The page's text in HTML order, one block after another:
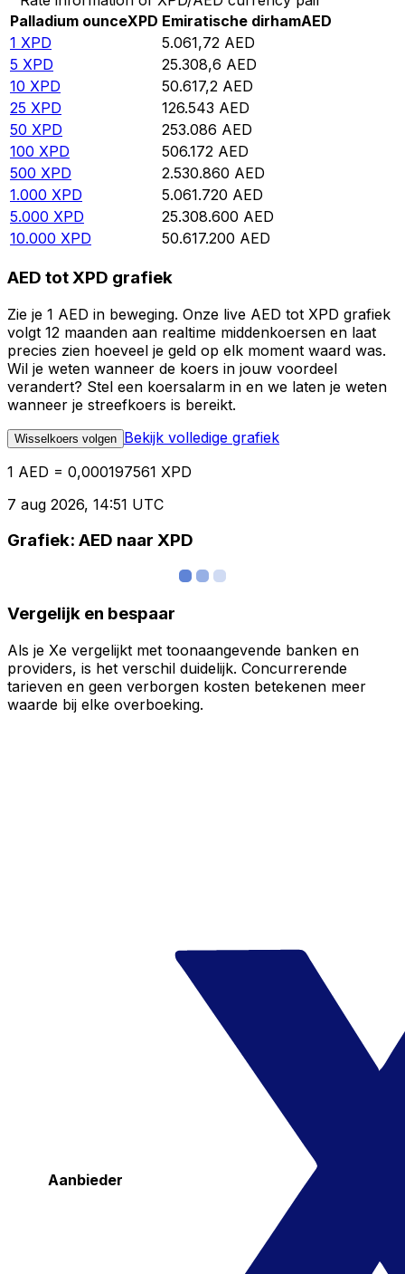
Palladium ounceXPD Emiratische dirhamAED
1 XPD 5.061,72 AED
5 XPD 25.308,6 AED
10 XPD 50.617,2 AED
25 XPD 126.543 AED
50 XPD 253.086 AED
100 XPD 506.172 AED
500 XPD 2.530.860 AED
1.000 XPD 5.061.720 AED
5.000 XPD 25.308.600 AED
10.000 XPD 50.617.200 AED
AED tot XPD grafiek
Zie je 1 AED in beweging. Onze live AED tot XPD grafiek
volgt 12 maanden aan realtime middenkoersen en laat
precies zien hoeveel je geld op elk moment waard was.
Wil je weten wanneer de koers in jouw voordeel
verandert? Stel een koersalarm in en we laten je weten
wanneer je streefkoers is bereikt.
Wisselkoers volgen Bekijk volledige grafiek
1 AED = 0,000197561 XPD
7 aug 2026, 14:51 UTC
Grafiek: AED naar XPD
Vergelijk en bespaar
Als je Xe vergelijkt met toonaangevende banken en
providers, is het verschil duidelijk. Concurrerende
tarieven en geen verborgen kosten betekenen meer
waarde bij elke overboeking.
Aanbieder